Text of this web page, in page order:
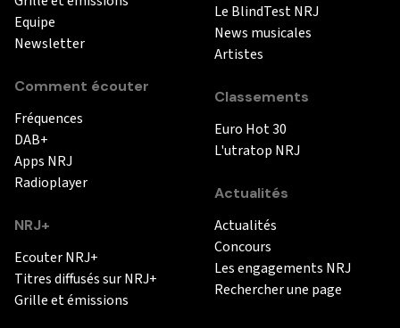
Equipe
Newsletter
Comment écouter
Fréquences
DAB+
Apps NRJ
Radioplayer
NRJ+
Ecouter NRJ+
Titres diffusés sur NRJ+
Grille et émissions
Le BlindTest NRJ
News musicales
Artistes
Classements
Euro Hot 30
L'utratop NRJ
Actualités
Actualités
Concours
Les engagements NRJ
Rechercher une page